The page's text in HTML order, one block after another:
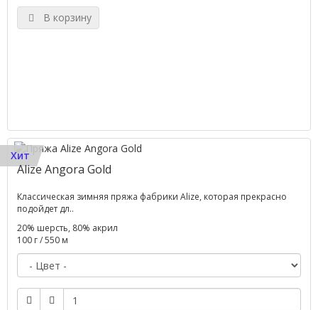
В корзину
Хит
Alize Angora Gold
Классическая зимняя пряжа фабрики Alize, которая прекрасно
подойдет дл..
20% шерсть, 80% акрил
100 г / 550 м